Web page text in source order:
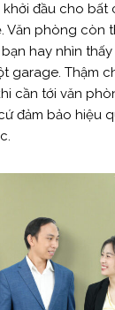
đầu cho bất
Văn phòng còn
hay nhìn
garage. Thậm
cần tới văn
đảm bảo hiệu